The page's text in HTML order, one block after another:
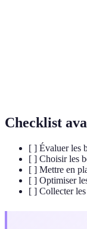
Checklist
[ ] Évaluer les
[ ] Choisir les
[ ] Mettre en
[ ] Optimiser
[ ] Collecter